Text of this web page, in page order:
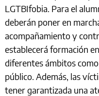
LGTBIfobia. Para el
deberán poner en
acompañamiento y
establecerá formación
diferentes ámbitos
público. Además, las
tener garantizada una